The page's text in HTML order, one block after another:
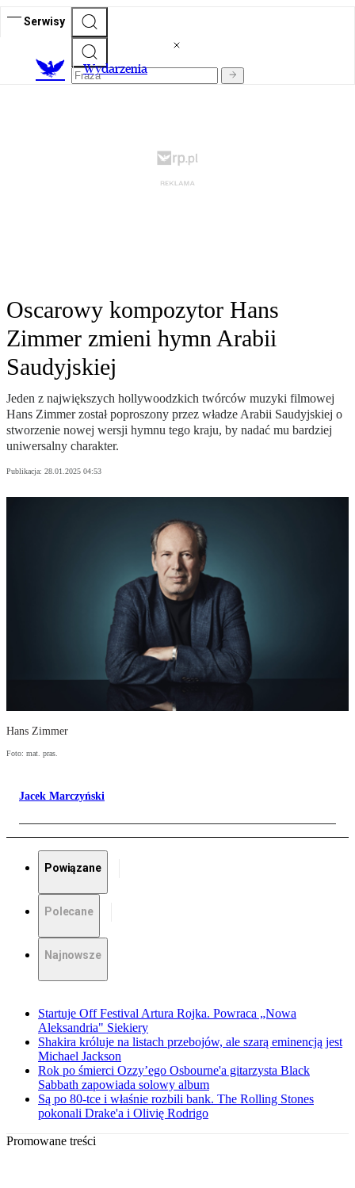
Serwisy
Wydarzenia
Oscarowy kompozytor Hans
Zimmer zmieni hymn Arabii
Saudyjskiej
Jeden z największych hollywoodzkich twórców muzyki filmowej
Hans Zimmer został poproszony przez władze Arabii Saudyjskiej o
stworzenie nowej wersji hymnu tego kraju, by nadać mu bardziej
uniwersalny charakter.
Publikacja: 28.01.2025 04:53
Hans Zimmer
Foto: mat. pras.
Jacek Marczyński
Powiązane
Polecane
Najnowsze
Startuje Off Festival Artura Rojka. Powraca „Nowa
Aleksandria" Siekiery
Shakira króluje na listach przebojów, ale szarą eminencją jest
Michael Jackson
Rok po śmierci Ozzy’ego Osbourne'a gitarzysta Black
Sabbath zapowiada solowy album
Są po 80-tce i właśnie rozbili bank. The Rolling Stones
pokonali Drake'a i Olivię Rodrigo
Promowane treści